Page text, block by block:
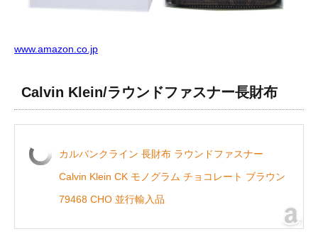
www.amazon.co.jp
Calvin Klein/ラウンドファスナー長財布
カルバンクライン 長財布 ラウンドファスナー
Calvin Klein CK モノグラム チョコレート ブラウン
79468 CHO 並行輸入品